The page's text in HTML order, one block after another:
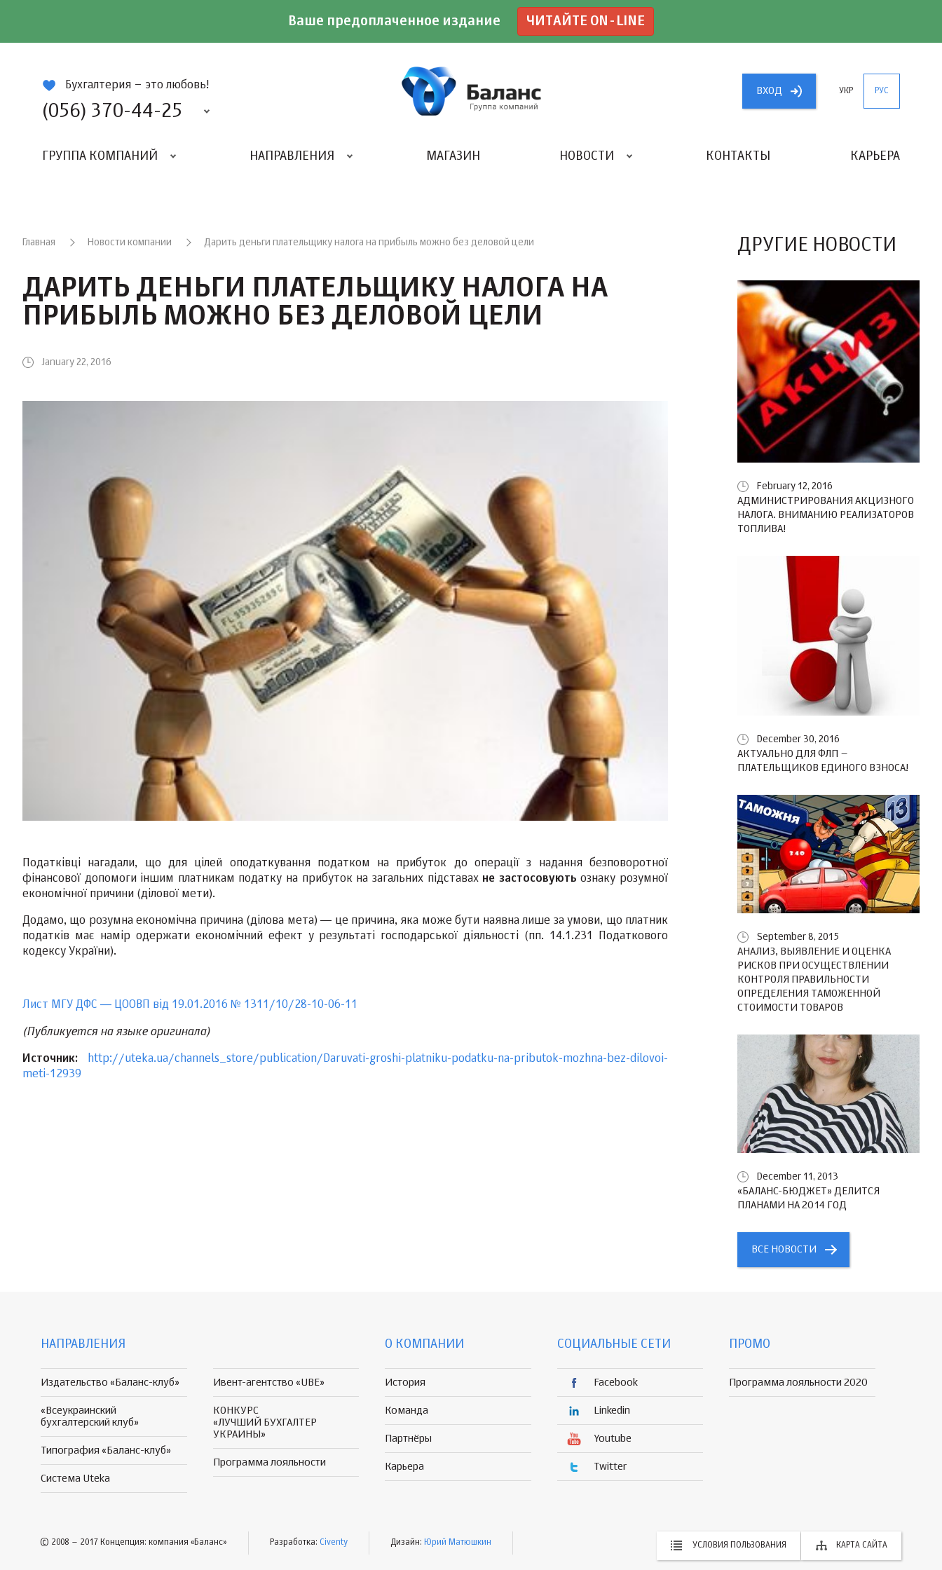
Ваше предоплаченное издание ЧИТАЙТЕ ON-LINE
Бухгалтерия – это любовь!
(056) 370-44-25
ВХОД УКР РУС
ГРУППА КОМПАНИЙ НАПРАВЛЕНИЯ МАГАЗИН НОВОСТИ КОНТАКТЫ КАРЬЕРА
Главная Новости компании Дарить деньги плательщику налога на прибыль можно без деловой цели
ДАРИТЬ ДЕНЬГИ ПЛАТЕЛЬЩИКУ НАЛОГА НА
ПРИБЫЛЬ МОЖНО БЕЗ ДЕЛОВОЙ ЦЕЛИ
January 22, 2016
Податківці нагадали, що для цілей оподаткування податком на прибуток до операції з надання безповоротної
фінансової допомоги іншим платникам податку на прибуток на загальних підставах не застосовуютьознаку розумної
економічної причини (ділової мети).
Додамо, що розумна економічна причина (ділова мета) ― це причина, яка може бути наявна лише за умови, що платник
податків має намір одержати економічний ефект у результаті господарської діяльності (пп. 14.1.231 Податкового
кодексу України).
Лист МГУ ДФС ― ЦООВП від 19.01.2016 № 1311/10/28-10-06-11
(Публикуется на языке оригинала)
Источник:
http://uteka.ua/channels_store/publication/Daruvati-groshi-platniku-podatku-na-pributok-mozhna-bez-dilovoi-
meti-12939
ДРУГИЕ НОВОСТИ
February 12, 2016
АДМИНИСТРИРОВАНИЯ АКЦИЗНОГО
НАЛОГА. ВНИМАНИЮ РЕАЛИЗАТОРОВ
ТОПЛИВА!
December 30, 2016
АКТУАЛЬНО ДЛЯ ФЛП –
ПЛАТЕЛЬЩИКОВ ЕДИНОГО ВЗНОСА!
September 8, 2015
АНАЛИЗ, ВЫЯВЛЕНИЕ И ОЦЕНКА
РИСКОВ ПРИ ОСУЩЕСТВЛЕНИИ
КОНТРОЛЯ ПРАВИЛЬНОСТИ
ОПРЕДЕЛЕНИЯ ТАМОЖЕННОЙ
СТОИМОСТИ ТОВАРОВ
December 11, 2013
«БАЛАНС-БЮДЖЕТ» ДЕЛИТСЯ
ПЛАНАМИ НА 2014 ГОД
ВСЕ НОВОСТИ
НАПРАВЛЕНИЯ
Издательство «Баланс-клуб»
«Всеукраинский
бухгалтерский клуб»
Типография «Баланс-клуб»
Система Uteka
Ивент-агентство «UBE»
КОНКУРС
«ЛУЧШИЙ БУХГАЛТЕР
УКРАИНЫ»
Программа лояльности
О КОМПАНИИ
История
Команда
Партнёры
Карьера
СОЦИАЛЬНЫЕ СЕТИ
Facebook
Linkedin
Youtube
Twitter
ПРОМО
Программа лояльности 2020
© 2008 – 2017 Концепция: компания «Баланс» Разработка: Civenty Дизайн: Юрий Матюшкин УСЛОВИЯ ПОЛЬЗОВАНИЯ КАРТА САЙТА